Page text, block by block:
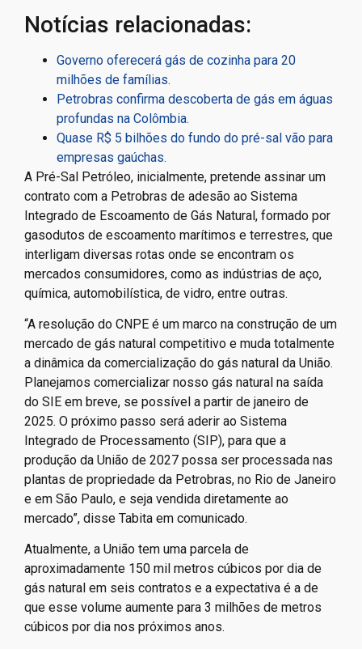
Notícias relacionadas:
Governo oferecerá gás de cozinha para 20
milhões de famílias.
Petrobras confirma descoberta de gás em águas
profundas na Colômbia.
Quase R$ 5 bilhões do fundo do pré-sal vão para
empresas gaúchas.
A Pré-Sal Petróleo, inicialmente, pretende assinar um
contrato com a Petrobras de adesão ao Sistema
Integrado de Escoamento de Gás Natural, formado por
gasodutos de escoamento marítimos e terrestres, que
interligam diversas rotas onde se encontram os
mercados consumidores, como as indústrias de aço,
química, automobilística, de vidro, entre outras.
“A resolução do CNPE é um marco na construção de um
mercado de gás natural competitivo e muda totalmente
a dinâmica da comercialização do gás natural da União.
Planejamos comercializar nosso gás natural na saída
do SIE em breve, se possível a partir de janeiro de
2025. O próximo passo será aderir ao Sistema
Integrado de Processamento (SIP), para que a
produção da União de 2027 possa ser processada nas
plantas de propriedade da Petrobras, no Rio de Janeiro
e em São Paulo, e seja vendida diretamente ao
mercado”, disse Tabita em comunicado.
Atualmente, a União tem uma parcela de
aproximadamente 150 mil metros cúbicos por dia de
gás natural em seis contratos e a expectativa é a de
que esse volume aumente para 3 milhões de metros
cúbicos por dia nos próximos anos.